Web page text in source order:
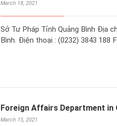
March 18, 2021
Sở Tư Pháp Tỉnh Quảng Bình Địa
Bình. Điện thoại : (0232) 3843 188
Foreign Affairs Department in
March 15, 2021